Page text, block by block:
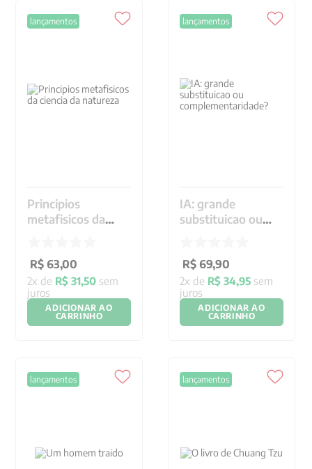
lançamentos
Principios
metafisicos da
R$ 63,00
2x de R$ 31,50 sem
juros
ADICIONAR AO
CARRINHO
lançamentos
IA: grande
substituicao ou
R$ 69,90
2x de R$ 34,95 sem
juros
ADICIONAR AO
CARRINHO
lançamentos lançamentos